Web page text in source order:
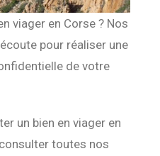
viager en Corse ? Nos
pour réaliser une
de votre
un bien en viager en
toutes nos